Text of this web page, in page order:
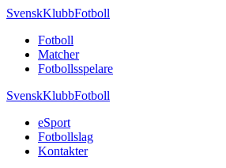
Menu
SvenskKlubbFotboll
Menu
Fotboll
Matcher
Fotbollsspelare
SvenskKlubbFotboll
eSport
Fotbollslag
Kontakter